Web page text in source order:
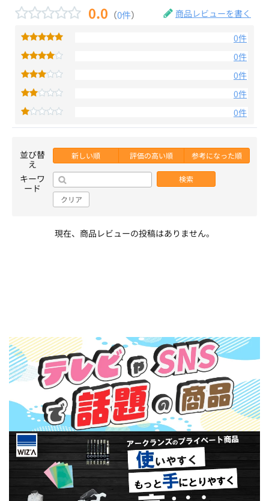
0.0 （0件） 商品レビューを書く
0件
0件
0件
0件
0件
並び替
え
新しい順 評価の高い順 参考になった順
キーワ
ード
検索
クリア
現在、商品レビューの投稿はありません。